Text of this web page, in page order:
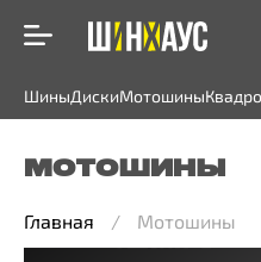
ШиныДискиМотошины
МОТОШИНЫ
Главная Мотошины